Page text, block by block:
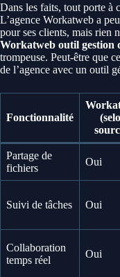
Dans les faits, tout porte à
L’agence Workatweb a
pour ses clients, mais rien
Workatweb outil gestion
trompeuse. Peut-être que
de l’agence avec un outil
Fonctionnalité
Partage de
fichiers
Oui
Suivi de tâches Oui
Collaboration
temps réel
Oui